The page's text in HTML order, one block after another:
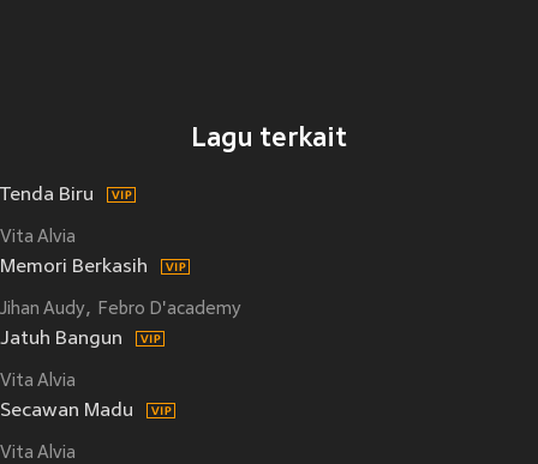
Lagu terkait
Tenda Biru
Vita Alvia
Memori Berkasih
Jihan Audy Febro D'academy
Jatuh Bangun
Vita Alvia
Secawan Madu
Vita Alvia